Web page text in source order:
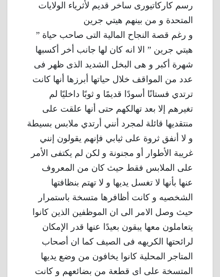
رسم كاركاتيورى ساخر قديم لأثرياء الولايات
المتحدة و من بينهم هيتي جرين
و رغم قصة النجاح المالية التى صاحب حياة ”
هيتي جرين ” الا انه كان لها جانب أخر أكسبها
شهرة أكبر و هى البخل الشديد الذى ظهر فى
عدد من المواقف خلال حياتها أبرزها أنها كانت
ترتدي فستانًا أسودًا قديمًا و ثوبًا داخليًا لم
تغيرهم إلا بعد تهالكهم حتى أنها علقت على
منتقديها قائلة لمجرد أنني أرتدي ملابس بسيطة
و لا أنفق ثروة على ثيابي فإنهم يقولون إنني
غريبة الأطوار أو مجنونة و لكن لم يكتفى الأمر
على الملابس فقط حيث كان من المعروف
عنها بأنها لا تغسل يديها و لا تهتم بنظافتها
الشخصيه و كانت أظافرها متسخة باستمرار
حيث وصل الامر الى ان الموظفين الذين كانوا
يتعاملون معها يبقون بعيدًا عنها قدر الإمكان
لرائحتها الكريهه فى الصيف كما ان أصحاب
المتاجر المحلية كانوا يخافون من وضع يديها
المتسخة على اى قطعة من بضائعهم و كانت